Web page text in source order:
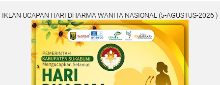
IKLAN UCAPAN HARI DHARMA WANITA NASIONAL (5-AGUSTUS-2026 )